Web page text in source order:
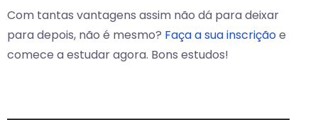
Com tantas vantagens assim não dá para deixar
para depois, não é mesmo? Faça a sua inscriçãoe
comece a estudar agora. Bons estudos!